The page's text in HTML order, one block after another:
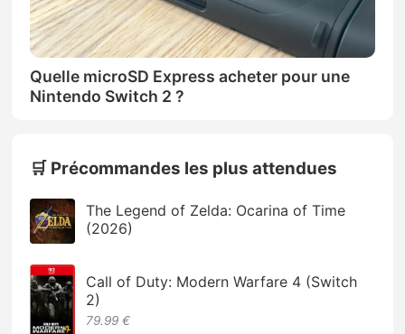
Quelle microSD Express acheter pour une
Nintendo Switch 2 ?
🛒 Précommandes les plus attendues
The Legend of Zelda: Ocarina of Time
(2026)
Call of Duty: Modern Warfare 4 (Switch
2)
79.99 €